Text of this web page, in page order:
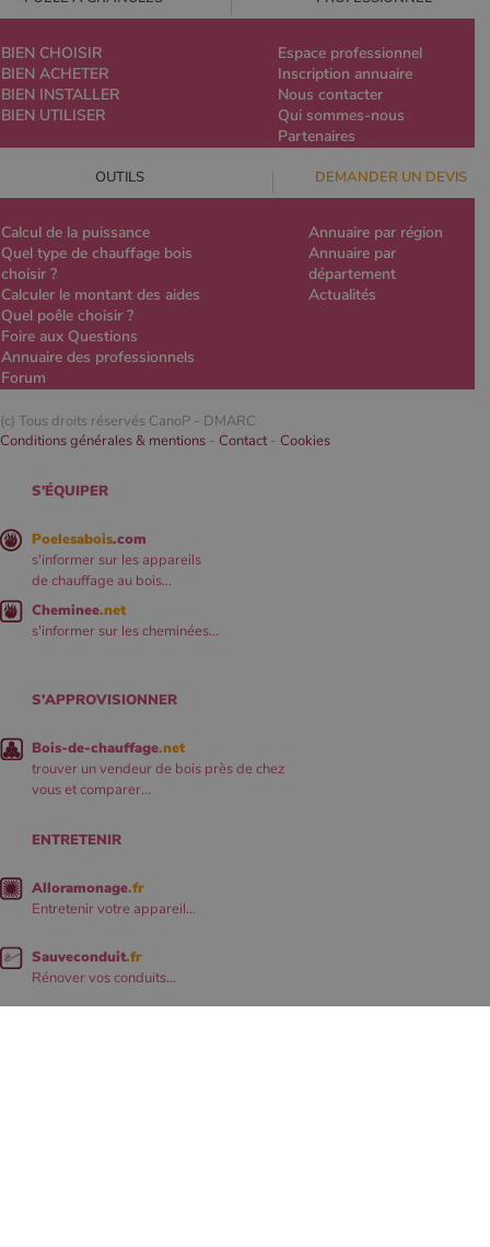
BIEN CHOISIR
BIEN ACHETER
BIEN INSTALLER
BIEN UTILISER
Espace professionnel
Inscription annuaire
Nous contacter
Qui sommes-nous
Partenaires
OUTILS DEMANDER UN DEVIS
Calcul de la puissance
Quel type de chauffage bois
choisir ?
Calculer le montant des aides
Quel poêle choisir ?
Foire aux Questions
Annuaire des professionnels
Forum
Annuaire par région
Annuaire par
département
Actualités
(c) Tous droits réservés CanoP - DMARC
Conditions générales & mentions - Contact- Cookies
S'ÉQUIPER
Poelesabois.com
s'informer sur les appareils
de chauffage au bois...
Cheminee.net
s'informer sur les cheminées...
S'APPROVISIONNER
Bois-de-chauffage.net
trouver un vendeur de bois près de chez
vous et comparer...
ENTRETENIR
Alloramonage.fr
Entretenir votre appareil...
Sauveconduit.fr
Rénover vos conduits...